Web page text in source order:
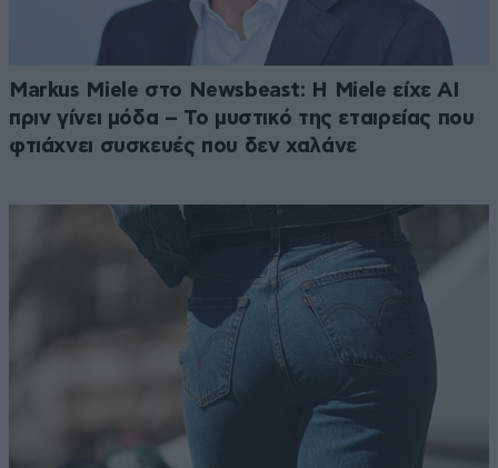
Markus Miele στο Newsbeast: Η Miele είχε AI
πριν γίνει μόδα – Το μυστικό της εταιρείας που
φτιάχνει συσκευές που δεν χαλάνε